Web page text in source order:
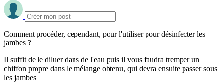
Comment procéder, cependant, pour l'utiliser pour désinfecter les
jambes ?
Il suffit de le diluer dans de l'eau puis il vous faudra tremper un
chiffon propre dans le mélange obtenu, qui devra ensuite passer sous
les jambes.